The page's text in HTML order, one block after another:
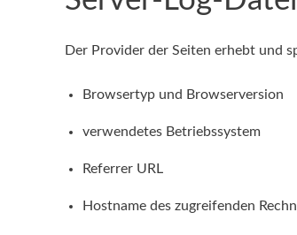
Der Provider der Seiten erhebt und
Browsertyp und Browserversion
verwendetes Betriebssystem
Referrer URL
Hostname des zugreifenden